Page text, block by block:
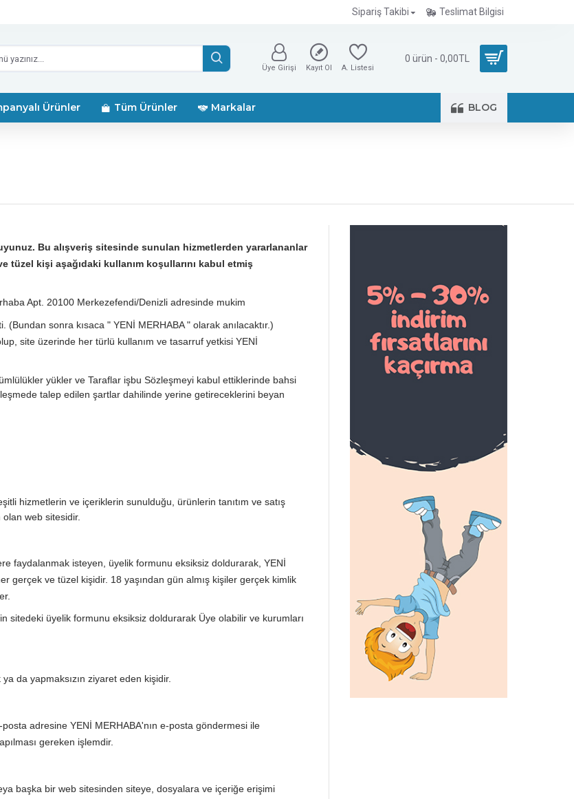
Sipariş Takibi Teslimat Bilgisi
Üye Girişi Kayıt Ol A. Listesi
0 ürün - 0,00TL
Ürünler Tüm Ürünler Markalar BLOG
Bu alışveriş sitesinde sunulan hizmetlerden yararlananlar
kişi aşağıdaki kullanım koşullarını kabul etmiş
Apt. 20100 Merkezefendi/Denizli adresinde mukim
(Bundan sonra kısaca " YENİ MERHABA " olarak anılacaktır.)
site üzerinde her türlü kullanım ve tasarruf yetkisi YENİ
yükler ve Taraflar işbu Sözleşmeyi kabul ettiklerinde bahsi
talep edilen şartlar dahilinde yerine getireceklerini beyan
hizmetlerin ve içeriklerin sunulduğu, ürünlerin tanıtım ve satış
web sitesidir.
faydalanmak isteyen, üyelik formunu eksiksiz doldurarak, YENİ
gerçek ve tüzel kişidir. 18 yaşından gün almış kişiler gerçek kimlik
sitedeki üyelik formunu eksiksiz doldurarak Üye olabilir ve kurumları
da yapmaksızın ziyaret eden kişidir.
adresine YENİ MERHABA'nın e-posta göndermesi ile
gereken işlemdir.
başka bir web sitesinden siteye, dosyalara ve içeriğe erişimi